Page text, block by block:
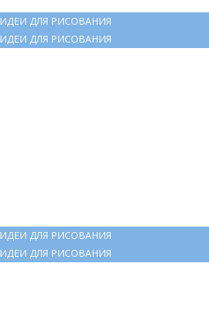
ИДЕИ ДЛЯ РИСОВАНИЯ
ИДЕИ ДЛЯ РИСОВАНИЯ
ИДЕИ ДЛЯ РИСОВАНИЯ
ИДЕИ ДЛЯ РИСОВАНИЯ